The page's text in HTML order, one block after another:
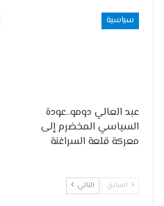
سياسية
عبد العالي دومو..عودة
السياسي المخضرم إلى
معركة قلعة السراغنة
السابق التالي